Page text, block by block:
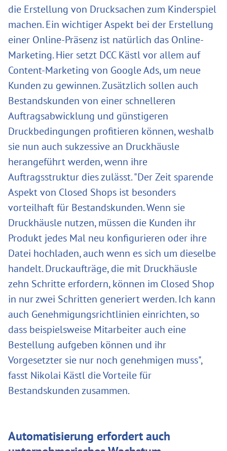
die Erstellung von Drucksachen zum Kinderspiel
machen. Ein wichtiger Aspekt bei der Erstellung
einer Online-Präsenz ist natürlich das Online-
Marketing. Hier setzt DCC Kästl vor allem auf
Content-Marketing von Google Ads, um neue
Kunden zu gewinnen. Zusätzlich sollen auch
Bestandskunden von einer schnelleren
Auftragsabwicklung und günstigeren
Druckbedingungen profitieren können, weshalb
sie nun auch sukzessive an Druckhäusle
herangeführt werden, wenn ihre
Auftragsstruktur dies zulässt. "Der Zeit sparende
Aspekt von Closed Shops ist besonders
vorteilhaft für Bestandskunden. Wenn sie
Druckhäusle nutzen, müssen die Kunden ihr
Produkt jedes Mal neu konfigurieren oder ihre
Datei hochladen, auch wenn es sich um dieselbe
handelt. Druckaufträge, die mit Druckhäusle
zehn Schritte erfordern, können im Closed Shop
in nur zwei Schritten generiert werden. Ich kann
auch Genehmigungsrichtlinien einrichten, so
dass beispielsweise Mitarbeiter auch eine
Bestellung aufgeben können und ihr
Vorgesetzter sie nur noch genehmigen muss",
fasst Nikolai Kästl die Vorteile für
Bestandskunden zusammen.
Automatisierung erfordert auch